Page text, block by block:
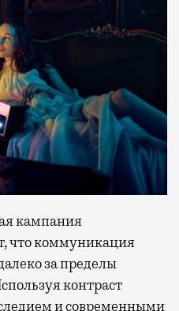
кампания
что коммуникация
за пределы
контраст
и современными